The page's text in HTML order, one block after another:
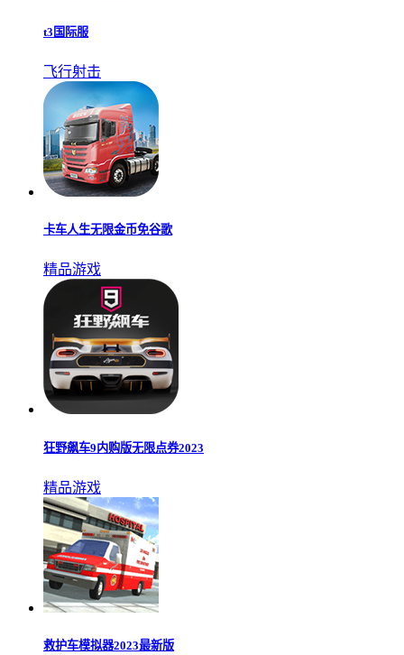
t3国际服
飞行射击
卡车人生无限金币免谷歌
精品游戏
狂野飙车9内购版无限点券2023
精品游戏
救护车模拟器2023最新版